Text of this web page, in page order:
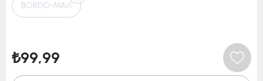
BORDO-MAVİ
₺99,99